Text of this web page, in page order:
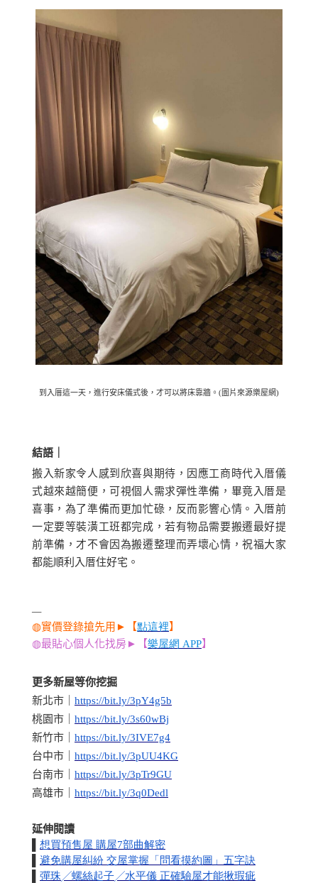
到入厝這一天，進行安床儀式後，才可以將床靠牆。(圖片來源樂屋網)
結語｜
搬入新家令人感到欣喜與期待，因應工商時代入厝儀
式越來越簡便，可視個人需求彈性準備，畢竟入厝是
喜事，為了準備而更加忙碌，反而影響心情。入厝前
一定要等裝潢工班都完成，若有物品需要搬遷最好提
前準備，才不會因為搬遷整理而弄壞心情，祝福大家
都能順利入厝住好宅。
—
◍實價登錄搶先用 ► 【點這裡】
◍最貼心個人化找房► 【樂屋網 APP】
更多新屋等你挖掘
新北市｜ https://bit.ly/3pY4g5b
桃園市｜ https://bit.ly/3s60wBj
新竹市｜ https://bit.ly/3IVE7g4
台中市｜ https://bit.ly/3pUU4KG
台南市｜ https://bit.ly/3pTr9GU
高雄市｜ https://bit.ly/3q0Dedl
延伸閱讀
想買預售屋 購屋7部曲解密
避免購屋糾紛 交屋掌握「問看摸約圖」五字訣
彈珠 ╱螺絲起子 ╱水平儀 正確驗屋才能揪瑕疵